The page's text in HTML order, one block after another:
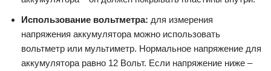
Использование вольтметра: для измерения
напряжения аккумулятора можно использовать
вольтметр или мультиметр. Нормальное напряжение для
аккумулятора равно 12 Вольт. Если напряжение ниже –